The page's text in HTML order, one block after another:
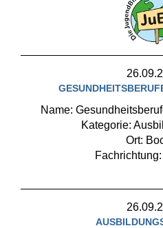
Name:
Kategorie:
Ort: